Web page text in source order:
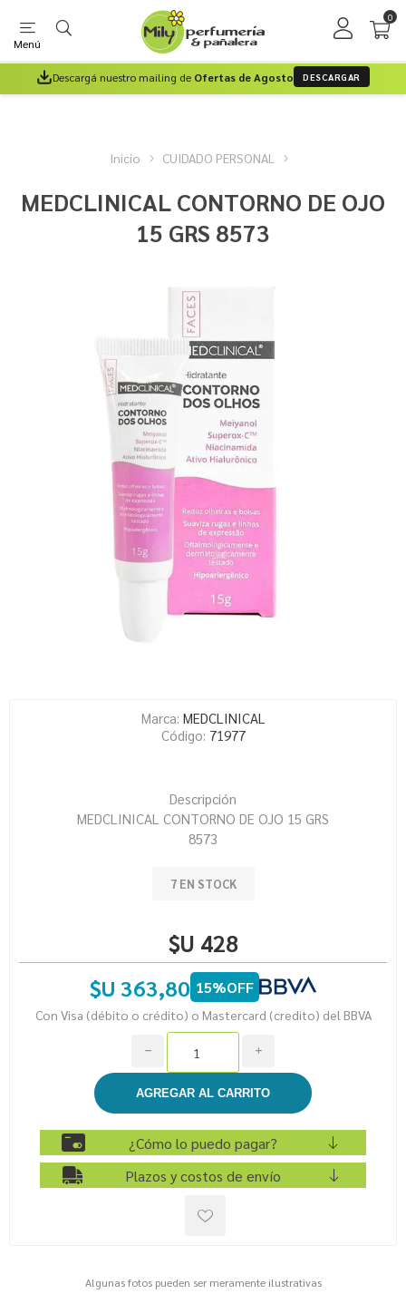
Menú
0
Descargá nuestro mailing de Ofertas de Agosto DESCARGAR
Inicio CUIDADO PERSONAL
MEDCLINICAL CONTORNO DE OJO
15 GRS 8573
Marca: MEDCLINICAL
Código: 71977
Descripción
MEDCLINICAL CONTORNO DE OJO 15 GRS
8573
7 EN STOCK
$U 428
$U 363,80 15%OFF
Con Visa (débito o crédito) o Mastercard (credito) del BBVA
i
h
¿Cómo lo puedo pagar?
Plazos y costos de envío
Algunas fotos pueden ser meramente ilustrativas